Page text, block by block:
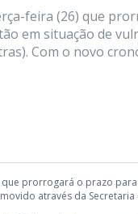
feira (26) que
em situação de
Com o novo
prorrogará o prazo
através da Secretaria